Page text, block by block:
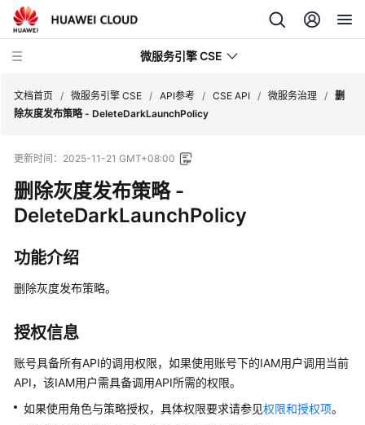
微服务引擎 CSE
新
动
态
品
绍
计
说
明
文档首页 / 微服务引擎 CSE / API参考 / CSE API / 微服务治理 / 删
除灰度发布策略 - DeleteDarkLaunchPolicy
更新时间： 2025-11-21 GMT+08:00
删除灰度发布策略 -
DeleteDarkLaunchPolicy
功能介绍
删除灰度发布策略。
授权信息
账号具备所有API的调用权限，如果使用账号下的IAM用户调用当前
API，该IAM用户需具备调用API所需的权限。
如果使用角色与策略授权，具体权限要求请参见权限和授权项。